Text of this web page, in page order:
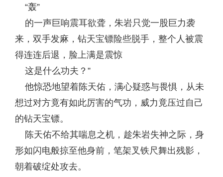
“轰”
的一声巨响震耳欲聋，朱岩只觉一股巨力袭
来，双手发麻，钻天宝镖险些脱手，整个人被震
得连连后退，脸上满是震惊
这是什么功夫？”
他惊恐地望着陈天佑，满心疑惑与畏惧，从未
想过对方竟有如此厉害的气功，威力竟压过自己
的钻天宝镖。
陈天佑不给其喘息之机，趁朱岩失神之际，身
形如闪电般掠至他身前，笔架叉铁尺舞出残影，
朝着破绽处攻去。